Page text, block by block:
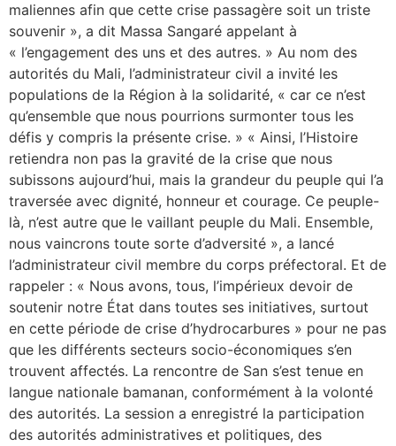
maliennes afin que cette crise passagère soit un triste
souvenir », a dit Massa Sangaré appelant à
« l’engagement des uns et des autres. » Au nom des
autorités du Mali, l’administrateur civil a invité les
populations de la Région à la solidarité, « car ce n’est
qu’ensemble que nous pourrions surmonter tous les
défis y compris la présente crise. » « Ainsi, l’Histoire
retiendra non pas la gravité de la crise que nous
subissons aujourd’hui, mais la grandeur du peuple qui l’a
traversée avec dignité, honneur et courage. Ce peuple-
là, n’est autre que le vaillant peuple du Mali. Ensemble,
nous vaincrons toute sorte d’adversité », a lancé
l’administrateur civil membre du corps préfectoral. Et de
rappeler : « Nous avons, tous, l’impérieux devoir de
soutenir notre État dans toutes ses initiatives, surtout
en cette période de crise d’hydrocarbures » pour ne pas
que les différents secteurs socio-économiques s’en
trouvent affectés. La rencontre de San s’est tenue en
langue nationale bamanan, conformément à la volonté
des autorités. La session a enregistré la participation
des autorités administratives et politiques, des